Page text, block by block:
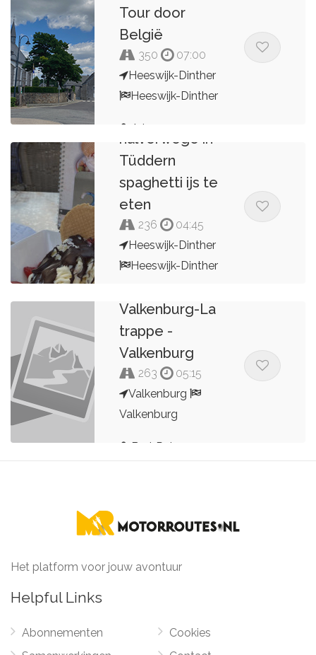
Tour door
België
350
07:00
Heeswijk-Dinther
Heeswijk-Dinther
Arjo
halverwege in
Tüddern
spaghetti ijs te
eten
236
04:45
Heeswijk-Dinther
Heeswijk-Dinther
Valkenburg-La
trappe -
Valkenburg
263
05:15
Valkenburg
Valkenburg
Bert Peters
Het platform voor jouw avontuur
Helpful Links
Abonnementen
Cookies